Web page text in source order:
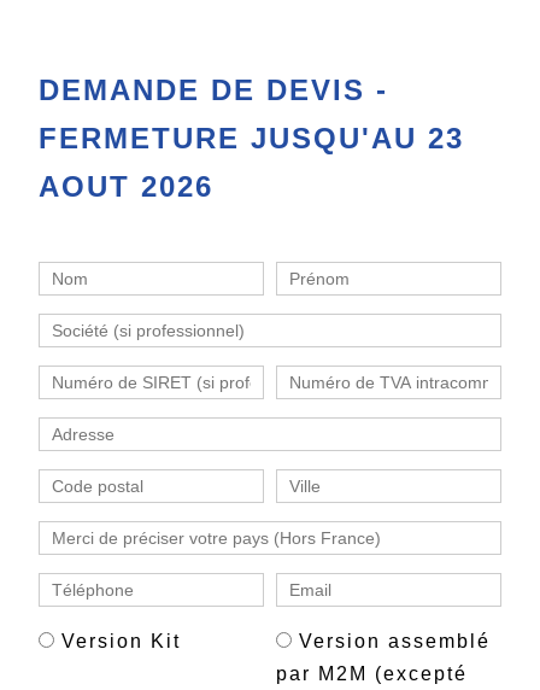
DEMANDE DE DEVIS -
FERMETURE JUSQU'AU 23
AOUT 2026
Version Kit
Version assemblé
par M2M (excepté